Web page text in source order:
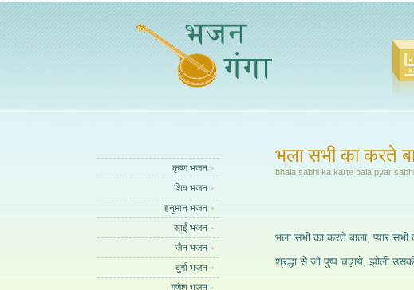
कृष्ण भजन
शिव भजन
हनुमान भजन
साईं भजन
जैन भजन
दुर्गा भजन
गणेश भजन
भला सभी का करते
bhala sabhi ka karte bala pyar
भला सभी का करते बाला, प्यार
श्रद्धा से जो पुष्प चढ़ाये, झोली